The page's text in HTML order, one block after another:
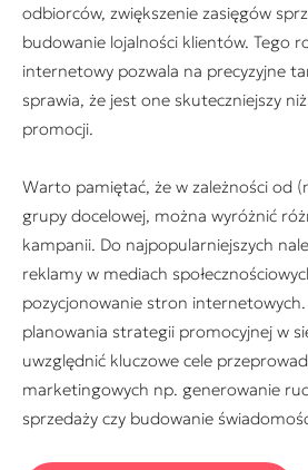
odbiorców, zwiększenie zasięgów
budowanie lojalności klientów. Tego
internetowy pozwala na precyzyjne
sprawia, że jest one skuteczniejszy
promocji.
Warto pamiętać, że w zależności od
grupy docelowej, można wyróżnić
kampanii. Do najpopularniejszych
reklamy w mediach
pozycjonowanie stron internetowych.
planowania strategii promocyjnej w
uwzględnić kluczowe cele
marketingowych np. generowanie
sprzedaży czy budowanie